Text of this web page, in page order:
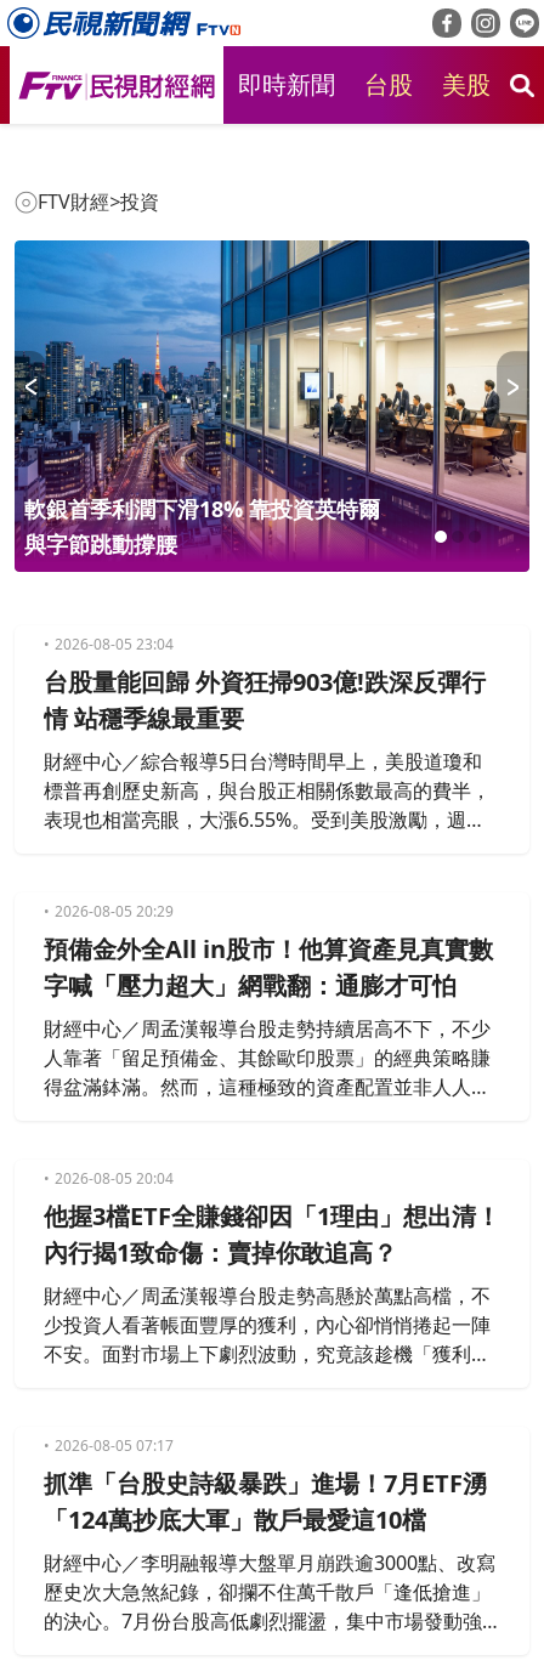
即時新聞 台股 美股
FTV財經>投資
軟銀首季利潤下滑18% 靠投資英特爾
與字節跳動撐腰
2026-08-05 23:04
台股量能回歸 外資狂掃903億!跌深反彈行
情 站穩季線最重要
財經中心／綜合報導5日台灣時間早上，美股道瓊和
標普再創歷史新高，與台股正相關係數最高的費半，
表現也相當亮眼，大漲6.55%。受到美股激勵，週三
交量也略為放大，來到1.18兆元。一起來觀看這集元
大看盤室，了解專家們怎麼說！
2026-08-05 20:29
預備金外全All in股市！他算資產見真實數
字喊「壓力超大」網戰翻：通膨才可怕
財經中心／周孟漢報導台股走勢持續居高不下，不少
人靠著「留足預備金、其餘歐印股票」的經典策略賺
得盆滿鉢滿。然而，這種極致的資產配置並非人人都
難道不會覺得「心理壓力超大嗎？」貼文一出，隨即
引發鄉民熱烈討論。
2026-08-05 20:04
他握3檔ETF全賺錢卻因「1理由」想出清！
內行揭1致命傷：賣掉你敢追高？
財經中心／周孟漢報導台股走勢高懸於萬點高檔，不
少投資人看著帳面豐厚的獲利，內心卻悄悄捲起一陣
不安。面對市場上下劇烈波動，究竟該趁機「獲利了
聲，表示自己手上的 ETF 雖然檔檔都在賺錢，但眼看
大盤震盪加劇，深感陷入了「該先出清等拉回，還是
繼續死抱」的艱難抉擇，引發討論。
2026-08-05 07:17
抓準「台股史詩級暴跌」進場！7月ETF湧
「124萬抄底大軍」散戶最愛這10檔
財經中心／李明融報導大盤單月崩跌逾3000點、改寫
歷史次大急煞紀錄，卻攔不住萬千散戶「逢低搶進」
的決心。7月份台股高低劇烈擺盪，集中市場發動強